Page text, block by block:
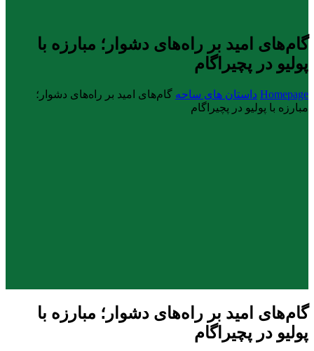
گام‌های امید بر راه‌های دشوار؛ مبارزه با
پولیو در پچیراگام
Homepage داستان های ساحه گام‌های امید بر راه‌های دشوار؛
مبارزه با پولیو در پچیراگام
گام‌های امید بر راه‌های دشوار؛ مبارزه با
پولیو در پچیراگام